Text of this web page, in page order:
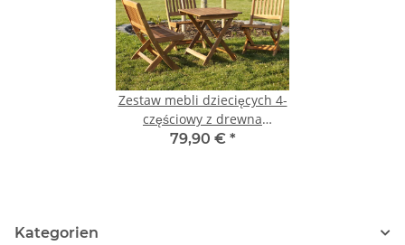
Zestaw mebli dziecięcych 4-
częściowy z drewna
akacjowego
79,90 € *
Kategorien